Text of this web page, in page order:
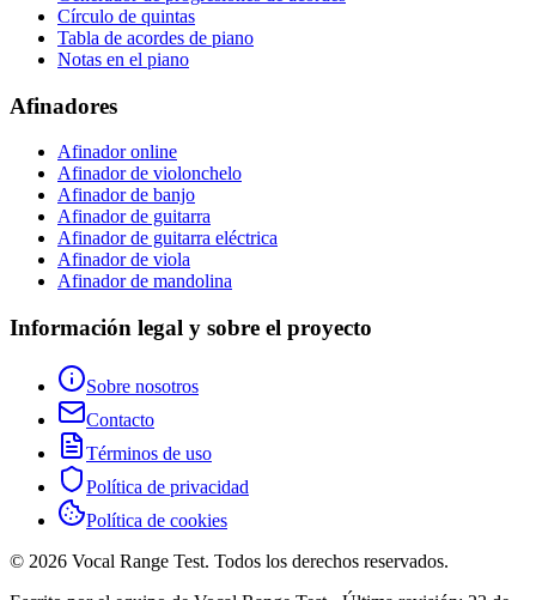
Círculo de quintas
Tabla de acordes de piano
Notas en el piano
Afinadores
Afinador online
Afinador de violonchelo
Afinador de banjo
Afinador de guitarra
Afinador de guitarra eléctrica
Afinador de viola
Afinador de mandolina
Información legal y sobre el proyecto
Sobre nosotros
Contacto
Términos de uso
Política de privacidad
Política de cookies
© 2026 Vocal Range Test. Todos los derechos reservados.